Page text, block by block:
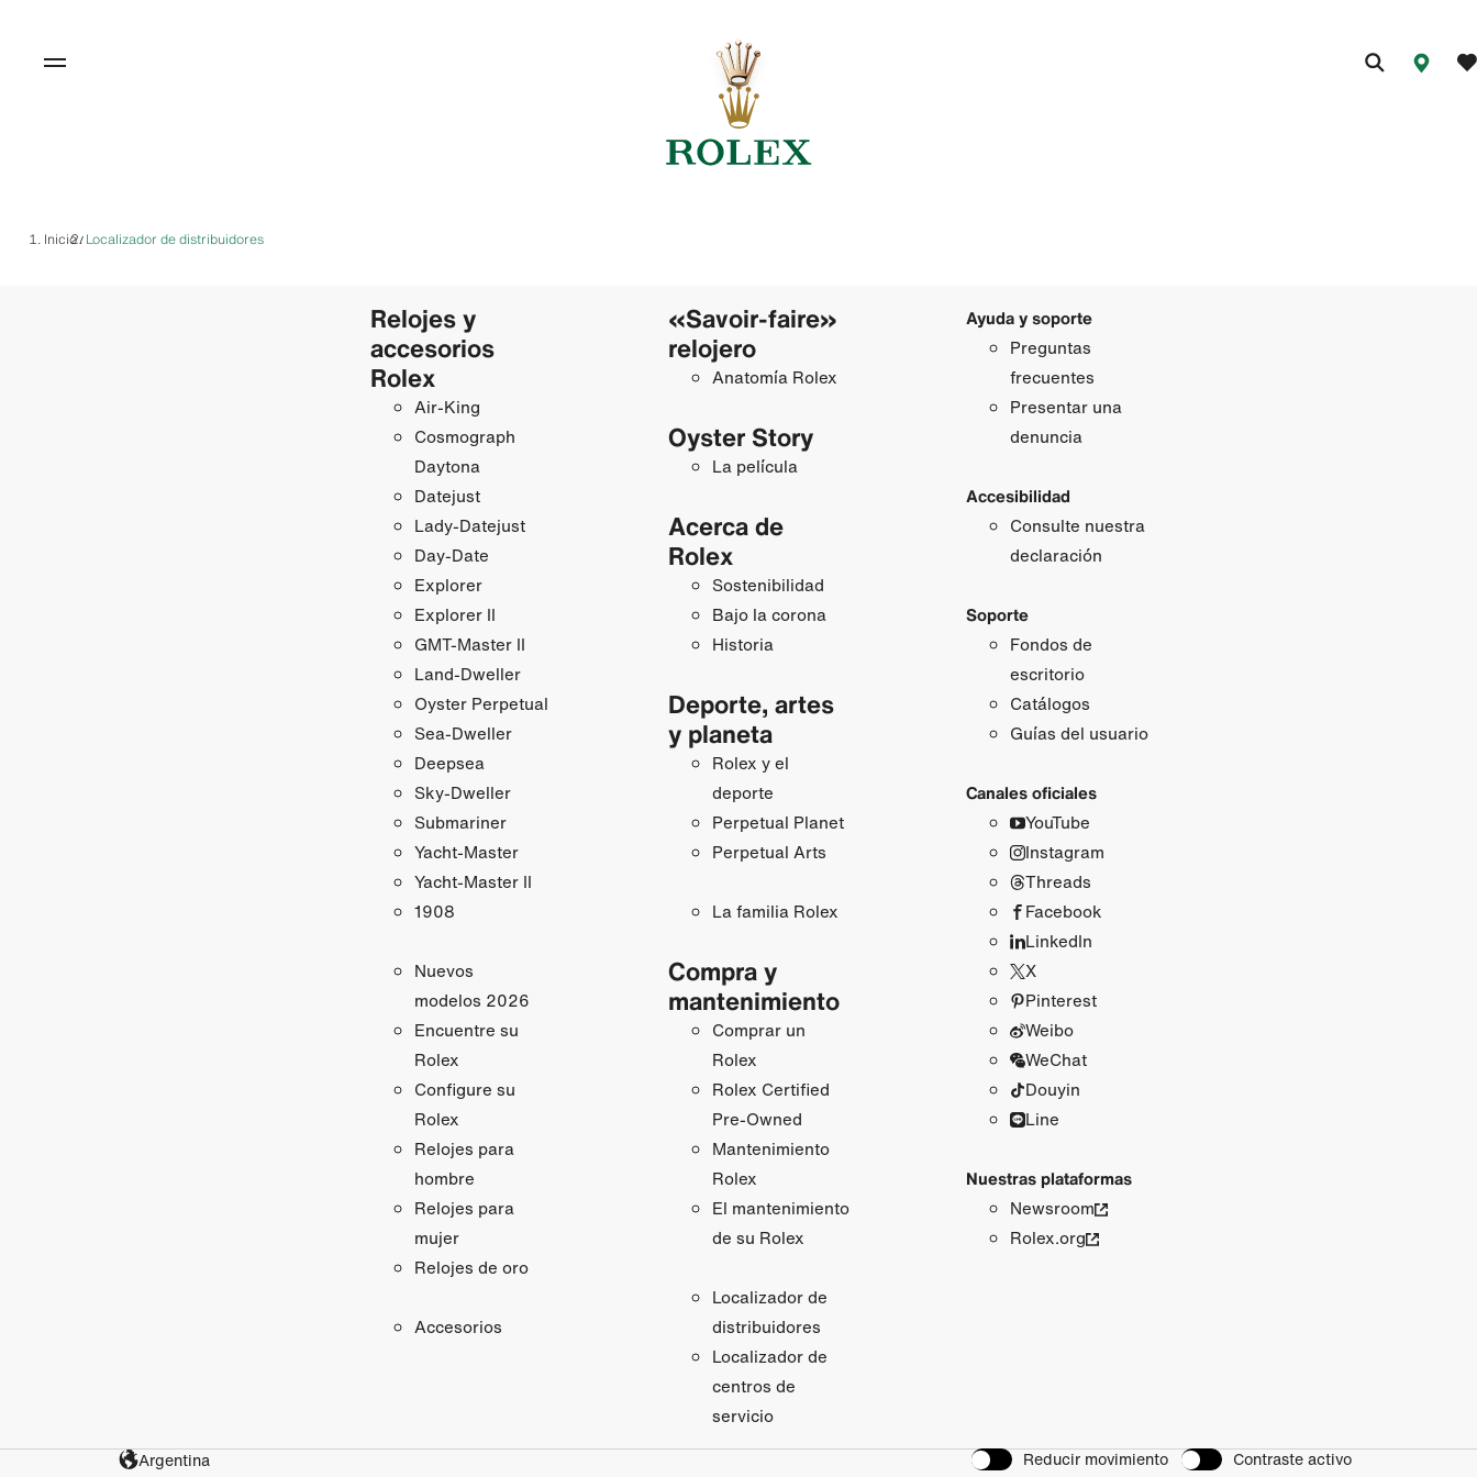
Inicio/ Localizador de distribuidores
Relojes y
accesorios
Rolex
Air‑King
Cosmograph
Daytona
Datejust
Lady‑Datejust
Day-Date
Explorer
Explorer II
GMT‑Master II
Land-Dweller
Oyster Perpetual
Sea-Dweller
Deepsea
Sky-Dweller
Submariner
Yacht-Master
Yacht-Master II
1908
Nuevos
modelos 2026
Encuentre su
Rolex
Configure su
Rolex
Relojes para
hombre
Relojes para
mujer
Relojes de oro
Accesorios
«Savoir-faire»
relojero
Anatomía Rolex
Oyster Story
La película
Acerca de
Rolex
Sostenibilidad
Bajo la corona
Historia
Deporte, artes
y planeta
Rolex y el
deporte
Perpetual Planet
Perpetual Arts
La familia Rolex
Compra y
mantenimiento
Comprar un
Rolex
Rolex Certified
Pre-Owned
Mantenimiento
Rolex
El mantenimiento
de su Rolex
Localizador de
distribuidores
Localizador de
centros de
servicio
Ayuda y soporte
Preguntas
frecuentes
Presentar una
denuncia
Accesibilidad
Consulte nuestra
declaración
Soporte
Fondos de
escritorio
Catálogos
Guías del usuario
Canales oficiales
YouTube
Instagram
Threads
Facebook
LinkedIn
X
Pinterest
Weibo
WeChat
Douyin
Line
Nuestras plataformas
Newsroom
Rolex.org
Argentina Reducir movimiento Contraste activo